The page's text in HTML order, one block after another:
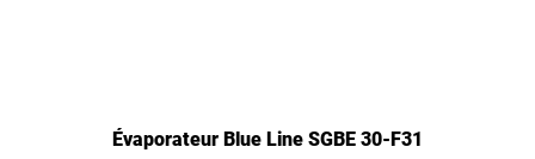
Évaporateur Blue Line SGBE 30-F31